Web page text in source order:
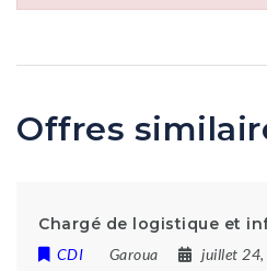
Offres
Chargé de logistique et
CDI Garoua juillet